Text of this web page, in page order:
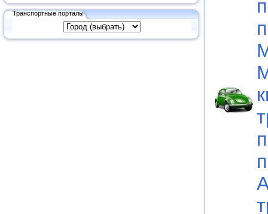
Транспортные порталы